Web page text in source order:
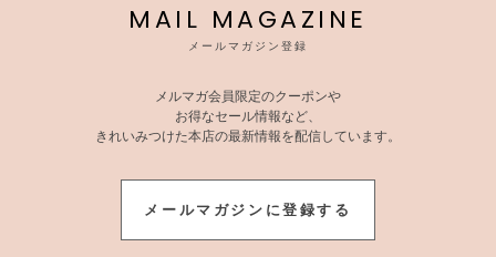
MAIL MAGAZINE
メールマガジン登録
メルマガ会員限定のクーポンや
お得なセール情報など、
きれいみつけた本店の最新情報を配信しています。
メールマガジンに登録する